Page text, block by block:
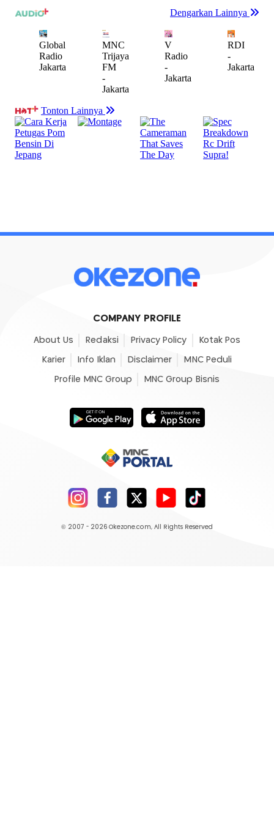
COMPANY PROFILE
About Us Redaksi Privacy Policy Kotak Pos
Karier Info Iklan Disclaimer MNC Peduli
Profile MNC Group MNC Group Bisnis
© 2007 - 2026 Okezone.com, All Rights Reserved